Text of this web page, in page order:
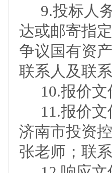
9.投标人
达或邮寄指
争议国有资
联系人及联
10.报价文
11.报价文
济南市投资
张老师；联